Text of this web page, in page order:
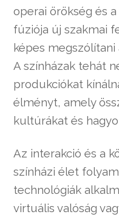
operai örökség és
fúziója új szakmai
képes megszólítani
A színházak tehát
produkciókat
élményt, amely
kultúrákat és
Az interakció és a
színházi élet
technológiák
virtuális valóság